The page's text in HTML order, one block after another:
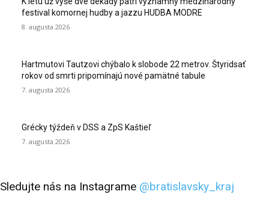
festival komornej hudby a jazzu HUDBA MODRE
8. augusta 2026
Hartmutovi Tautzovi chýbalo k slobode 22 metrov. Štyridsať
rokov od smrti pripomínajú nové pamätné tabule
7. augusta 2026
Grécky týždeň v DSS a ZpS Kaštieľ
7. augusta 2026
Sledujte nás na Instagrame @bratislavsky_kraj